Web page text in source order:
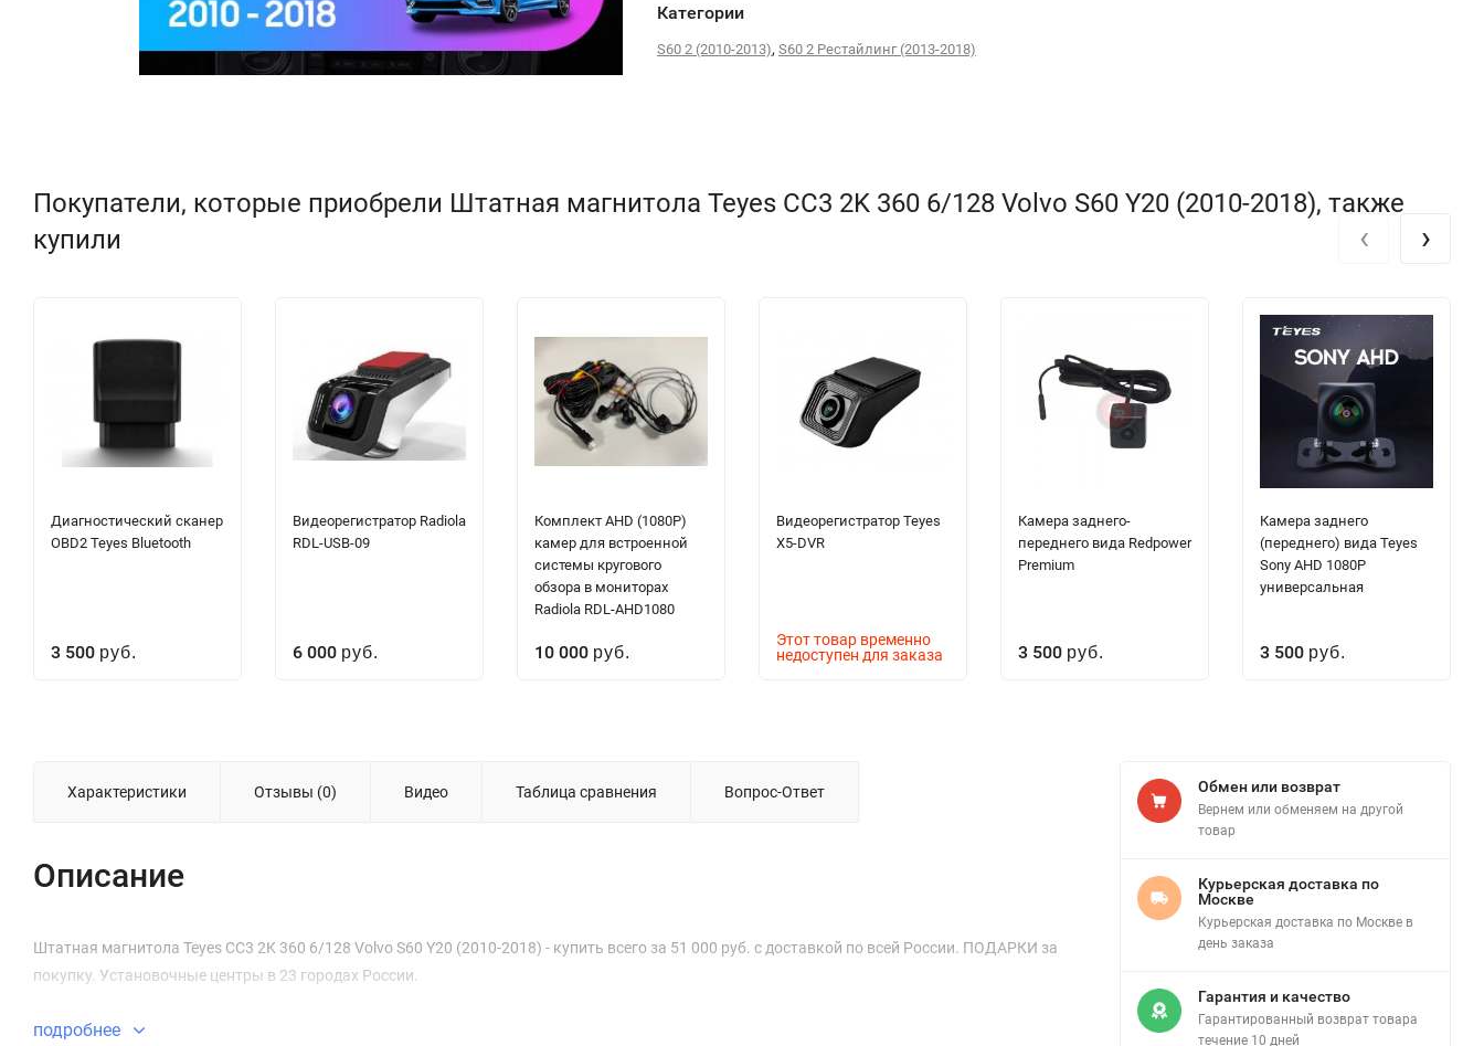
Категории
S60 2 (2010-2013), S60 2 Рестайлинг (2013-2018)
Покупатели, которые приобрели Штатная магнитола Teyes CC3 2K 360 6/128 Volvo S60 Y20 (2010-2018), также
купили
Диагностический сканер
OBD2 Teyes Bluetooth
3 500 руб.
Видеорегистратор Radiola
RDL-USB-09
6 000 руб.
Комплект AHD (1080P)
камер для встроенной
системы кругового
обзора в мониторах
Radiola RDL-AHD1080
10 000 руб.
Видеорегистратор Teyes
X5-DVR
Этот товар временно
недоступен для заказа
Камера заднего-
переднего вида Redpower
Premium
3 500 руб.
Камера заднего
(переднего) вида Teyes
Sony AHD 1080P
универсальная
3 500 руб.
‹ ›
Характеристики Отзывы (0) Видео Таблица сравнения Вопрос-Ответ
Описание
Штатная магнитола Teyes CC3 2K 360 6/128 Volvo S60 Y20 (2010-2018) - купить всего за 51 000 руб. с доставкой по всей России. ПОДАРКИ за
покупку. Установочные центры в 23 городах России.
подробнее
Обмен или возврат
Вернем или обменяем на другой
товар
Курьерская доставка по
Москве
Курьерская доставка по Москве в
день заказа
Гарантия и качество
Гарантированный возврат товара
течение 10 дней